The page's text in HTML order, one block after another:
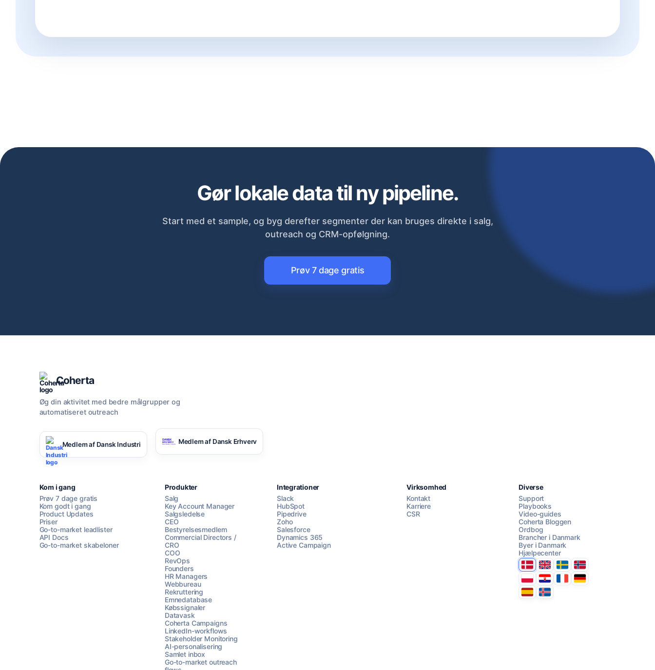
Gør lokale data til ny pipeline.
Start med et sample, og byg derefter segmenter der kan bruges direkte i salg,
outreach og CRM-opfølgning.
Prøv 7 dage gratis
AI Campaign Assist
Coherta
Øg din aktivitet med bedre målgrupper og
automatiseret outreach
Medlem af Dansk Industri Medlem af Dansk Erhverv
Kom i gang
Prøv 7 dage gratis
Kom godt i gang
Product Updates
Priser
Go-to-market leadlister
API Docs
Go-to-market skabeloner
Produkter
Salg
Key Account Manager
Salgsledelse
CEO
Bestyrelsesmedlem
Commercial Directors /
CRO
COO
RevOps
Founders
HR Managers
Webbureau
Rekruttering
Emnedatabase
Købssignaler
Datavask
Coherta Campaigns
LinkedIn-workflows
Stakeholder Monitoring
AI-personalisering
Samlet inbox
Go-to-market outreach
Integrationer
Slack
HubSpot
Pipedrive
Zoho
Salesforce
Dynamics 365
Active Campaign
Virksomhed
Kontakt
Karriere
CSR
Diverse
Support
Playbooks
Video-guides
Coherta Bloggen
Ordbog
Brancher i Danmark
Byer i Danmark
Hjælpecenter
DanmarkUnited Kingdom
SverigeNorge
PolskaHrvatskaFranceDeutschland
EspanaÍsland